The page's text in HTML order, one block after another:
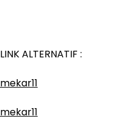
LINK ALTERNATIF :
mekar11
mekar11